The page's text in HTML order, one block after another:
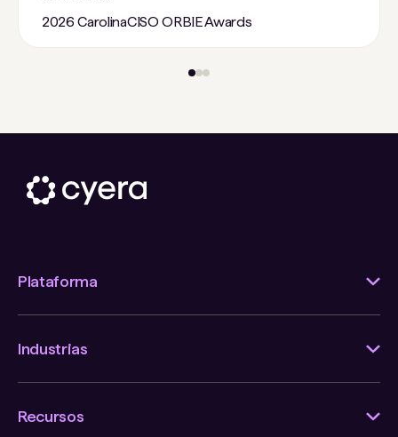
2026 CarolinaCISO ORBIE Awards
Plataforma
Industrias
Recursos